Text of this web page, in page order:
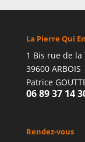
La Pierre Qui
1 Bis rue de
39600 ARBOIS
Patrice
06 89 37 14
Rendez-vous